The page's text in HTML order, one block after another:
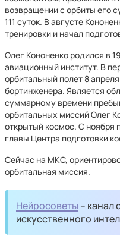
возвращении с орбиты его
111 суток. В августе
тренировки и начал
Олег Кононенко родился в
авиационный институт. В
орбитальный полет 8
бортинженера. Является
суммарному времени
орбитальных миссий Олег
открытый космос. С ноября
главы Центра подготовки
Сейчас на МКС,
орбитальная миссия.
Нейросоветы – канал
искусственного